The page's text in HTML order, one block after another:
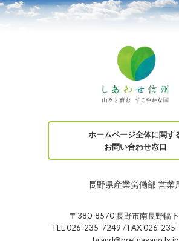
ホームページ全体に関す
お問い合わせ窓口
長野県産業労働部 営業
〒380-8570 長野市南長野幅
TEL 026-235-7249 / FAX 026-